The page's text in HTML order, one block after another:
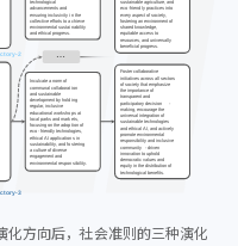
化方向后，社会准则的三种演化